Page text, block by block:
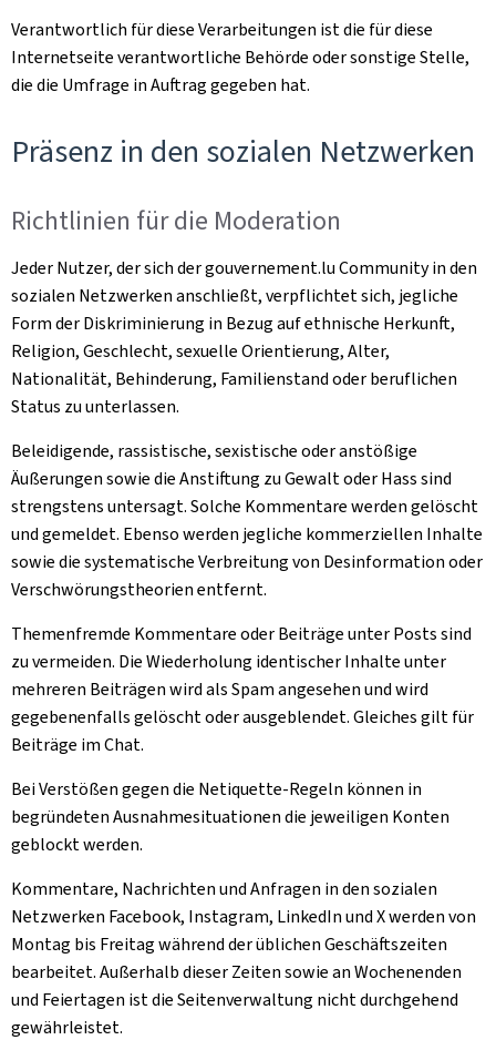
Verantwortlich für diese Verarbeitungen ist die für diese
Internetseite verantwortliche Behörde oder sonstige Stelle,
die die Umfrage in Auftrag gegeben hat.
Präsenz in den sozialen Netzwerken
Richtlinien für die Moderation
Jeder Nutzer, der sich der gouvernement.lu Community in den
sozialen Netzwerken anschließt, verpflichtet sich, jegliche
Form der Diskriminierung in Bezug auf ethnische Herkunft,
Religion, Geschlecht, sexuelle Orientierung, Alter,
Nationalität, Behinderung, Familienstand oder beruflichen
Status zu unterlassen.
Beleidigende, rassistische, sexistische oder anstößige
Äußerungen sowie die Anstiftung zu Gewalt oder Hass sind
strengstens untersagt. Solche Kommentare werden gelöscht
und gemeldet. Ebenso werden jegliche kommerziellen Inhalte
sowie die systematische Verbreitung von Desinformation oder
Verschwörungstheorien entfernt.
Themenfremde Kommentare oder Beiträge unter Posts sind
zu vermeiden. Die Wiederholung identischer Inhalte unter
mehreren Beiträgen wird als Spam angesehen und wird
gegebenenfalls gelöscht oder ausgeblendet. Gleiches gilt für
Beiträge im Chat.
Bei Verstößen gegen die Netiquette-Regeln können in
begründeten Ausnahmesituationen die jeweiligen Konten
geblockt werden.
Kommentare, Nachrichten und Anfragen in den sozialen
Netzwerken Facebook, Instagram, LinkedIn und X werden von
Montag bis Freitag während der üblichen Geschäftszeiten
bearbeitet. Außerhalb dieser Zeiten sowie an Wochenenden
und Feiertagen ist die Seitenverwaltung nicht durchgehend
gewährleistet.